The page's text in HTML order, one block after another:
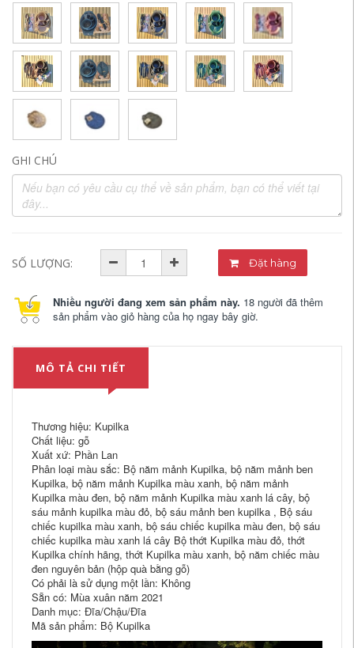
GHI CHÚ
SỐ LƯỢNG: Đặt hàng
Nhiều người đang xem sản phẩm này. 18 người đã thêm
sản phẩm vào giỏ hàng của họ ngay bây giờ.
MÔ TẢ CHI TIẾT
Thương hiệu: Kupilka
Chất liệu: gỗ
Xuất xứ: Phần Lan
Phân loại màu sắc: Bộ năm mảnh Kupilka, bộ năm mảnh ben
Kupilka, bộ năm mảnh Kupilka màu xanh, bộ năm mảnh
Kupilka màu đen, bộ năm mảnh Kupilka màu xanh lá cây, bộ
sáu mảnh kupilka màu đỏ, bộ sáu mảnh ben kupilka , Bộ sáu
chiếc kupilka màu xanh, bộ sáu chiếc kupilka màu đen, bộ sáu
chiếc kupilka màu xanh lá cây Bộ thớt Kupilka màu đỏ, thớt
Kupilka chính hãng, thớt Kupilka màu xanh, bộ năm chiếc màu
đen nguyên bản (hộp quà bằng gỗ)
Có phải là sử dụng một lần: Không
Sẵn có: Mùa xuân năm 2021
Danh mục: Đĩa/Chậu/Đĩa
Mã sản phẩm: Bộ Kupilka